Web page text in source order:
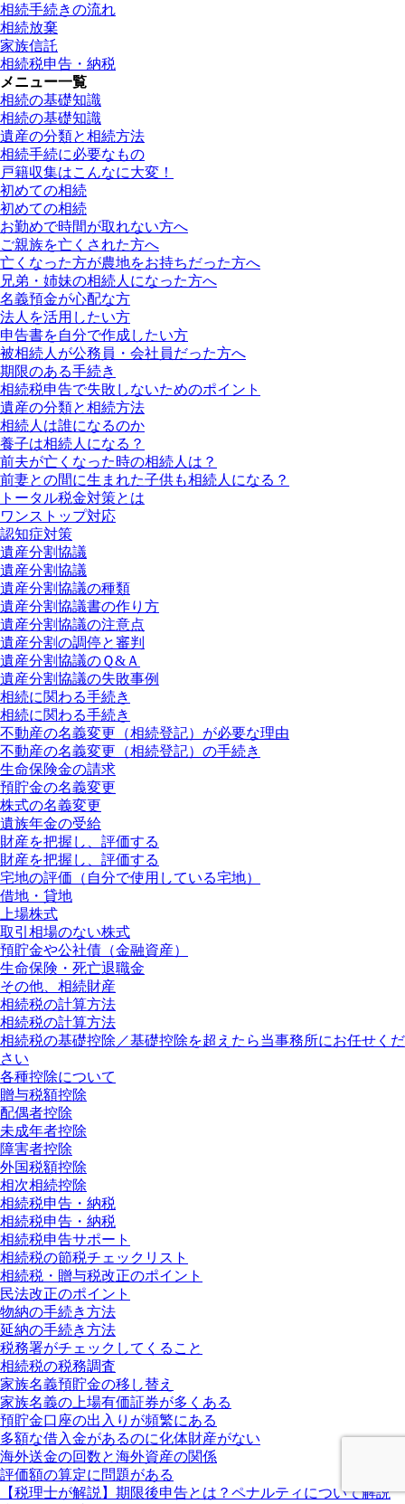
相続手続きの流れ
相続放棄
家族信託
相続税申告・納税
メニュー一覧
相続の基礎知識
相続の基礎知識
遺産の分類と相続方法
相続手続に必要なもの
戸籍収集はこんなに大変！
初めての相続
初めての相続
お勤めで時間が取れない方へ
ご親族を亡くされた方へ
亡くなった方が農地をお持ちだった方へ
兄弟・姉妹の相続人になった方へ
名義預金が心配な方
法人を活用したい方
申告書を自分で作成したい方
被相続人が公務員・会社員だった方へ
期限のある手続き
相続税申告で失敗しないためのポイント
遺産の分類と相続方法
相続人は誰になるのか
養子は相続人になる？
前夫が亡くなった時の相続人は？
前妻との間に生まれた子供も相続人になる？
トータル税金対策とは
ワンストップ対応
認知症対策
遺産分割協議
遺産分割協議
遺産分割協議の種類
遺産分割協議書の作り方
遺産分割協議の注意点
遺産分割の調停と審判
遺産分割協議のＱ&Ａ
遺産分割協議の失敗事例
相続に関わる手続き
相続に関わる手続き
不動産の名義変更（相続登記）が必要な理由
不動産の名義変更（相続登記）の手続き
生命保険金の請求
預貯金の名義変更
株式の名義変更
遺族年金の受給
財産を把握し、評価する
財産を把握し、評価する
宅地の評価（自分で使用している宅地）
借地・貸地
上場株式
取引相場のない株式
預貯金や公社債（金融資産）
生命保険・死亡退職金
その他、相続財産
相続税の計算方法
相続税の計算方法
相続税の基礎控除／基礎控除を超えたら当事務所にお任せくだ
さい
各種控除について
贈与税額控除
配偶者控除
未成年者控除
障害者控除
外国税額控除
相次相続控除
相続税申告・納税
相続税申告・納税
相続税申告サポート
相続税の節税チェックリスト
相続税・贈与税改正のポイント
民法改正のポイント
物納の手続き方法
延納の手続き方法
税務署がチェックしてくること
相続税の税務調査
家族名義預貯金の移し替え
家族名義の上場有価証券が多くある
預貯金口座の出入りが頻繁にある
多額な借入金があるのに化体財産がない
海外送金の回数と海外資産の関係
評価額の算定に問題がある
【税理士が解説】期限後申告とは？ペナルティについて解説